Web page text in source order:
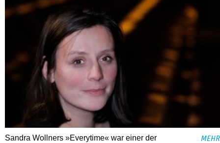
Sandra Wollners »Everytime« war einer der
MEHR